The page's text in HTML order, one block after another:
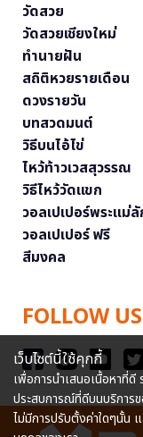
วัดสวย
วัดสวยเชียงใหม่
ทำนายฝัน
สถิติหวยรายเดือน
ดวงรายวัน
บทสวดมนต์
วิธีบนไอ้ไข่
ไหว้ท้าวเวสสุวรรณ
วิธีไหว้วัดแขก
วอลเปเปอร์พระแม่
วอลเปเปอร์ ฟรี
สีมงคล
FOLLOW US
เว็บไซต์นี้ใช้คุกกี้
เพื่อการนำเสนอเนื้อหาที่
ประสบการณ์ที่ดีบนบริการข
ไม่มีการปรับตั้งค่าใดๆนั้น